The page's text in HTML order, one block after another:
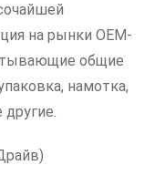
на рынки OEM-
общие
намотка,